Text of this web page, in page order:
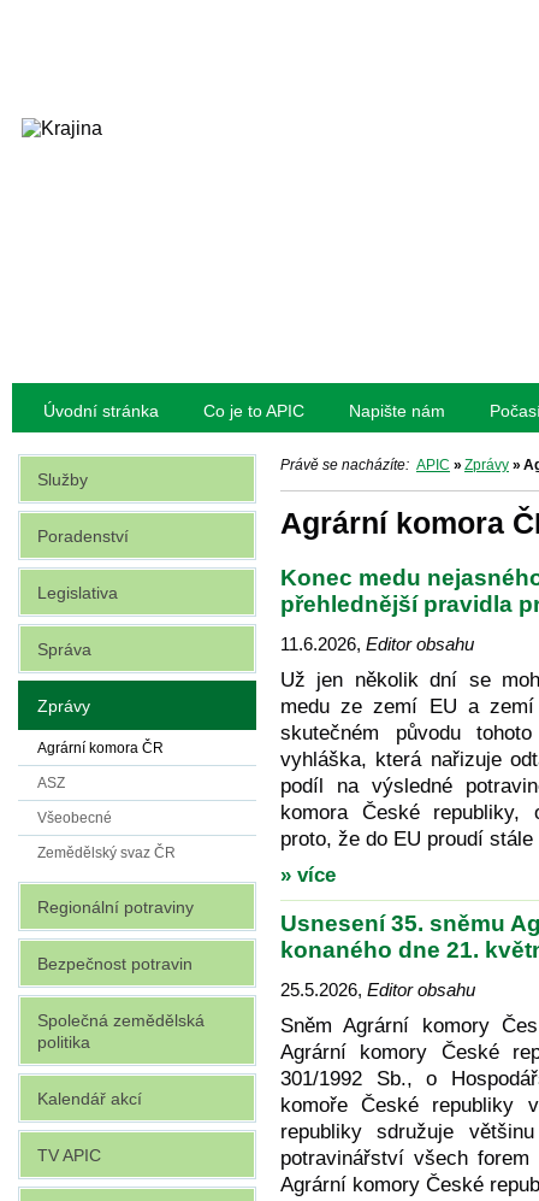
Úvodní stránka Co je to APIC Napište nám
Právě se nacházíte: APIC » Zprávy »
Agrární komora
Konec medu
přehlednější pravidla
11.6.2026, Editor obsahu
Už jen několik dní se
medu ze zemí EU a
skutečném původu
vyhláška, která nařizuje
podíl na výsledné
komora České republiky,
proto, že do EU proudí
» více
Usnesení 35. sněmu
konaného dne 21.
25.5.2026, Editor obsahu
Sněm Agrární komory
Agrární komory České
301/1992 Sb., o
komoře České republiky
republiky sdružuje
potravinářství všech
Agrární komory České
Služby
Poradenství
Legislativa
Správa
Zprávy
Agrární komora ČR
ASZ
Všeobecné
Zemědělský svaz ČR
Regionální potraviny
Bezpečnost potravin
Společná zemědělská
politika
Kalendář akcí
TV APIC